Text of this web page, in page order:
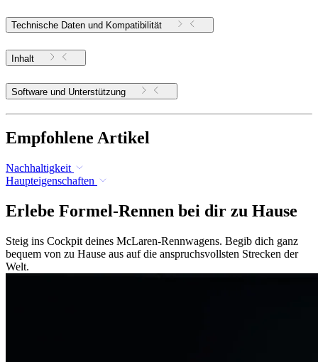
Technische Daten und Kompatibilität
Inhalt
Software und Unterstützung
Empfohlene Artikel
Nachhaltigkeit
Haupteigenschaften
Erlebe Formel-Rennen bei dir zu Hause
Steig ins Cockpit deines McLaren-Rennwagens. Begib dich ganz
bequem von zu Hause aus auf die anspruchsvollsten Strecken der
Welt.